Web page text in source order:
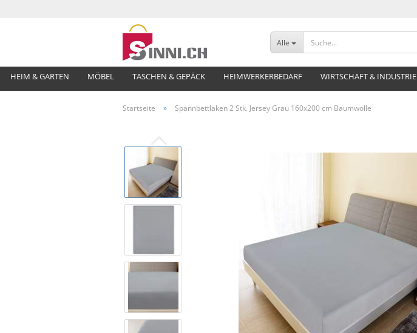
Alle
HEIM & GARTEN MÖBEL TASCHEN & GEPÄCK HEIMWERKERBEDARF WIRTSCHAFT & INDUSTRIE
Startseite »
Spannbettlaken 2 Stk. Jersey Grau 160x200 cm Baumwolle